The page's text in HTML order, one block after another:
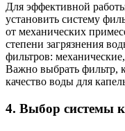
Для эффективной
установить систему
от механических
степени загрязнения
фильтров:
Важно выбрать фильтр,
качество воды для
4. Выбор системы